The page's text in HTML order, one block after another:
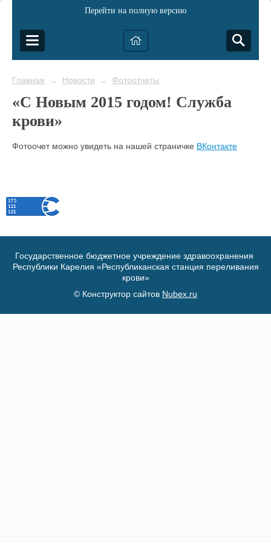
Перейти на полную версию
Главная → Новости → Фотоотчеты
«С Новым 2015 годом! Служба
крови»
Фотоочет можно увидеть на нашей страничке ВКонтакте
Государственное бюджетное учреждение здравоохранения
Республики Карелия «Республиканская станция переливания
крови»
© Конструктор сайтов Nubex.ru